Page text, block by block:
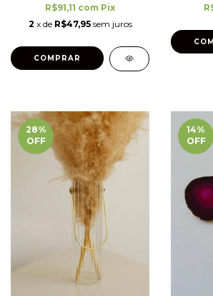
R$91,11 com Pix
2 x de R$47,95 sem juros
28%
OFF
14%
OFF